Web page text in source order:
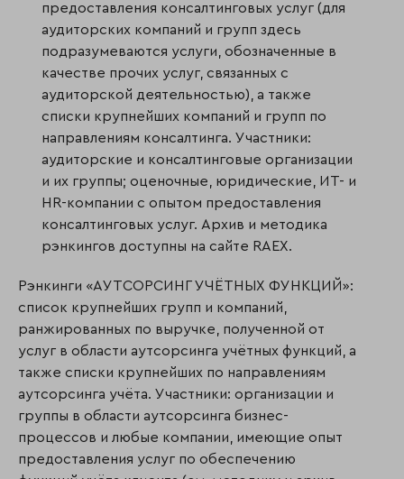
предоставления консалтинговых услуг (для
аудиторских компаний и групп здесь
подразумеваются услуги, обозначенные в
качестве прочих услуг, связанных с
аудиторской деятельностью), а также
списки крупнейших компаний и групп по
направлениям консалтинга. Участники:
аудиторские и консалтинговые организации
и их группы; оценочные, юридические, ИТ- и
HR-компании с опытом предоставления
консалтинговых услуг. Архив и методика
рэнкингов доступны на сайте RAEX.
Рэнкинги «АУТСОРСИНГ УЧЁТНЫХ ФУНКЦИЙ»:
список крупнейших групп и компаний,
ранжированных по выручке, полученной от
услуг в области аутсорсинга учётных функций, а
также списки крупнейших по направлениям
аутсорсинга учёта. Участники: организации и
группы в области аутсорсинга бизнес-
процессов и любые компании, имеющие опыт
предоставления услуг по обеспечению